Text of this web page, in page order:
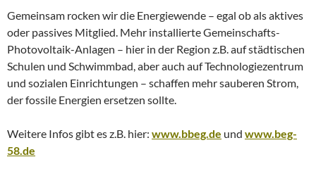
Gemeinsam rocken wir die Energiewende – egal ob als aktives
oder passives Mitglied. Mehr installierte Gemeinschafts-
Photovoltaik-Anlagen – hier in der Region z.B. auf städtischen
Schulen und Schwimmbad, aber auch auf Technologiezentrum
und sozialen Einrichtungen – schaffen mehr sauberen Strom,
der fossile Energien ersetzen sollte.
Weitere Infos gibt es z.B. hier: www.bbeg.de und www.beg-
58.de